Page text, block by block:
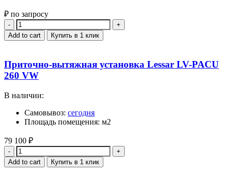
₽ по запросу
Quantity
Add to cart Купить в 1 клик
Приточно-вытяжная установка Lessar LV-PACU
260 VW
В наличии:
Самовывоз: сегодня
Площадь помещения: м2
79 100 ₽
Quantity
Add to cart Купить в 1 клик